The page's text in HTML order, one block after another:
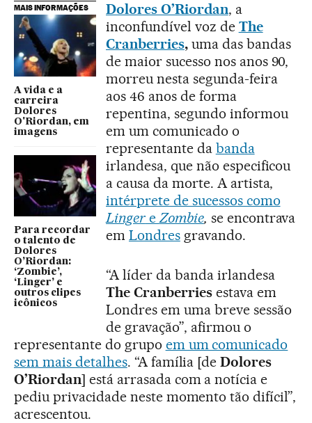
MAIS INFORMAÇÕES
A vida e a
carreira
Dolores
O'Riordan, em
imagens
Para recordar
o talento de
Dolores
O’Riordan:
‘Zombie’,
‘Linger’ e
outros clipes
icônicos
Dolores O’Riordan, a
inconfundível voz de The
Cranberries,uma das bandas
de maior sucesso nos anos 90,
morreu nesta segunda-feira
aos 46 anos de forma
repentina, segundo informou
em um comunicado o
representante da banda
irlandesa, que não especificou
a causa da morte. A artista,
intérprete de sucessos como
LingereZombie, se encontrava
em Londresgravando.
“A líder da banda irlandesa
The Cranberriesestava em
Londres em uma breve sessão
de gravação”, afirmou o
representante do grupo em um comunicado
sem mais detalhes. “A família [deDolores
O’Riordan] está arrasada com a notícia e
pediu privacidade neste momento tão difícil”,
acrescentou.